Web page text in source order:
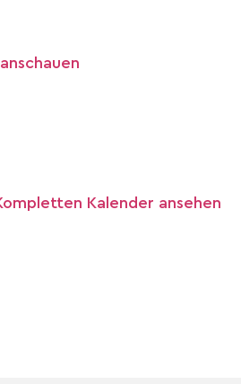
Kalender ansehen